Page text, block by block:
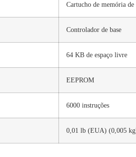
Cartucho de memória
Controlador de base
64 KB de espaço livre
EEPROM
6000 instruções
0,01 lb (EUA) (0,005